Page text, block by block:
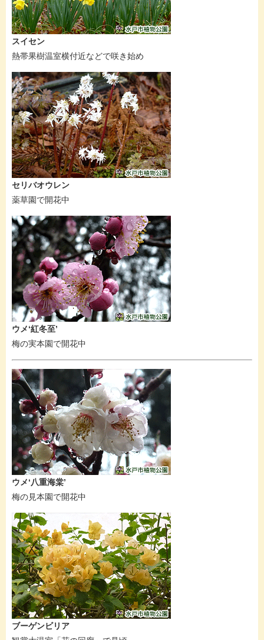
スイセン
熱帯果樹温室横付近などで咲き始め
セリバオウレン
薬草園で開花中
ウメ‘紅冬至’
梅の実本園で開花中
ウメ‘八重海棠’
梅の見本園で開花中
ブーゲンビリア